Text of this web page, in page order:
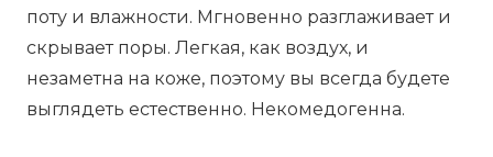
поту и влажности. Мгновенно разглаживает и
скрывает поры. Легкая, как воздух, и
незаметна на коже, поэтому вы всегда будете
выглядеть естественно. Некомедогенна.